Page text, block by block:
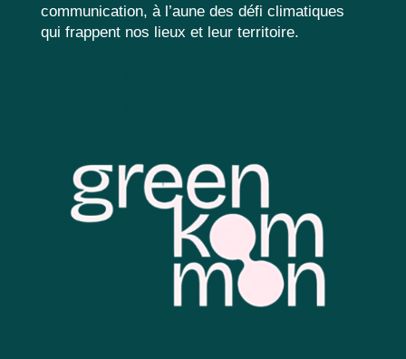
communication, à l’aune des défi climatiques
qui frappent nos lieux et leur territoire.